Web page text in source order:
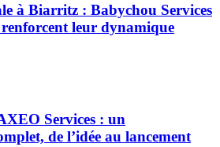
à Biarritz : Babychou Services
leur dynamique
Services : un
de l’idée au lancement